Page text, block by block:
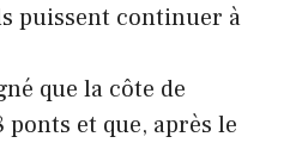
puissent continuer à
que la côte de
et que, après le